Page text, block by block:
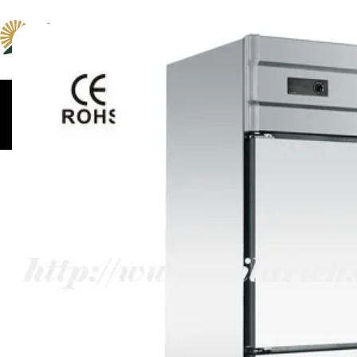
მაცივრებიცომსაზელები და
მიქსერები
კონვექციური და პიცის